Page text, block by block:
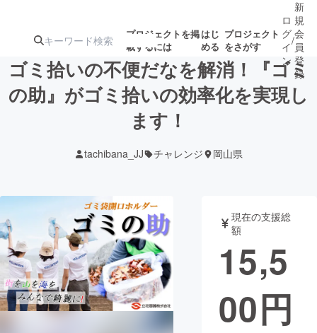
プロジェクトを掲
載するには
はじ
める
プロジェクト
をさがす
注目の新着プロ 募集終了が近いプ
テクノロジー・ガジェット
映像・映画 書籍・雑誌
ビジネス・起業 チャレンジ
ロ
グ
イ
ン
/
新
規
会
員
登
録
ゴミ拾いの不便だなを解消！『ゴミ
の助』がゴミ拾いの効率化を実現し
ます！
tachibana_JJ チャレンジ 岡山県
現在の支援総
額
15,5
00円